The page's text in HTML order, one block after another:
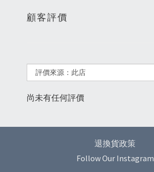
顧客評價
尚未有任何評價
退換貨政策
Follow Our Instagram